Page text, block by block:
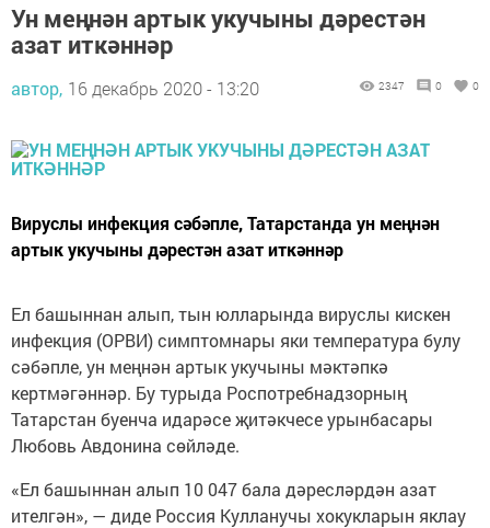
Ун меңнән артык укучыны дәрестән
азат иткәннәр
автор, 16 декабрь 2020 - 13:20 2347 0 0
Вируслы инфекция сәбәпле, Татарстанда ун меңнән
артык укучыны дәрестән азат иткәннәр
Ел башыннан алып, тын юлларында вируслы кискен
инфекция (ОРВИ) симптомнары яки температура булу
сәбәпле, ун меңнән артык укучыны мәктәпкә
кертмәгәннәр. Бу турыда Роспотребнадзорның
Татарстан буенча идарәсе җитәкчесе урынбасары
Любовь Авдонина сөйләде.
«Ел башыннан алып 10 047 бала дәресләрдән азат
ителгән», — диде Россия Кулланучы хокукларын яклау